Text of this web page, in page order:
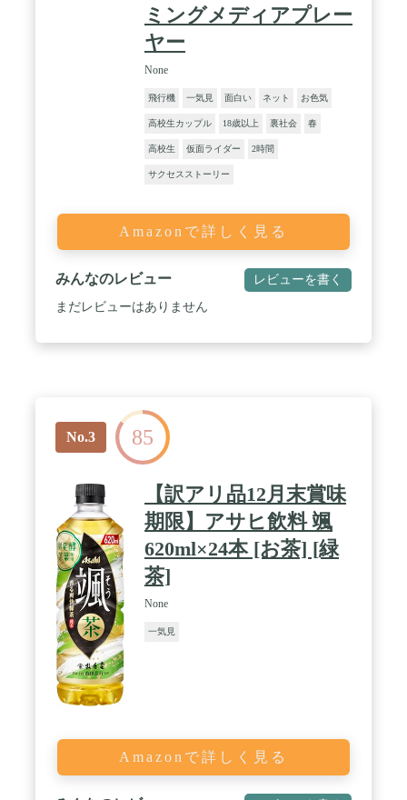
ミングメディアプレー
ヤー
None
飛行機 一気見 面白い ネット お色気
高校生カップル 18歳以上 裏社会 春
高校生 仮面ライダー 2時間
サクセスストーリー
Amazonで詳しく見る
みんなのレビュー レビューを書く
まだレビューはありません
No.3 85
【訳アリ品12月末賞味
期限】アサヒ飲料 颯
620ml×24本 [お茶] [緑
茶]
None
一気見
Amazonで詳しく見る